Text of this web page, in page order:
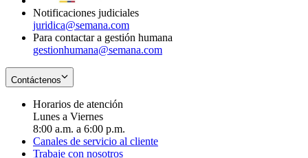
Notificaciones judiciales
juridica@semana.com
Para contactar a gestión humana
gestionhumana@semana.com
Contáctenos
Horarios de atención
Lunes a Viernes
8:00 a.m. a 6:00 p.m.
Canales de servicio al cliente
Trabaje con nosotros